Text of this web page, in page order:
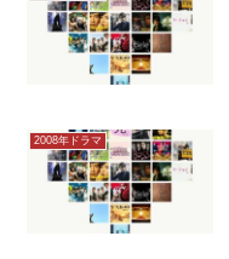
2008年ドラマ